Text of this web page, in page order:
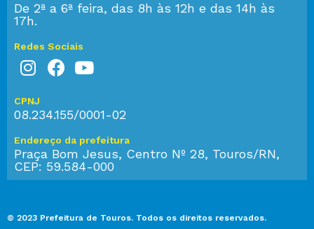
De 2ª a 6ª feira, das 8h às 12h e das 14h às
17h.
Redes Sociais
CPNJ
08.234.155/0001-02
Endereço da prefeitura
Praça Bom Jesus, Centro Nº 28, Touros/RN,
CEP: 59.584-000
© 2023 Prefeitura de Touros. Todos os direitos reservados.